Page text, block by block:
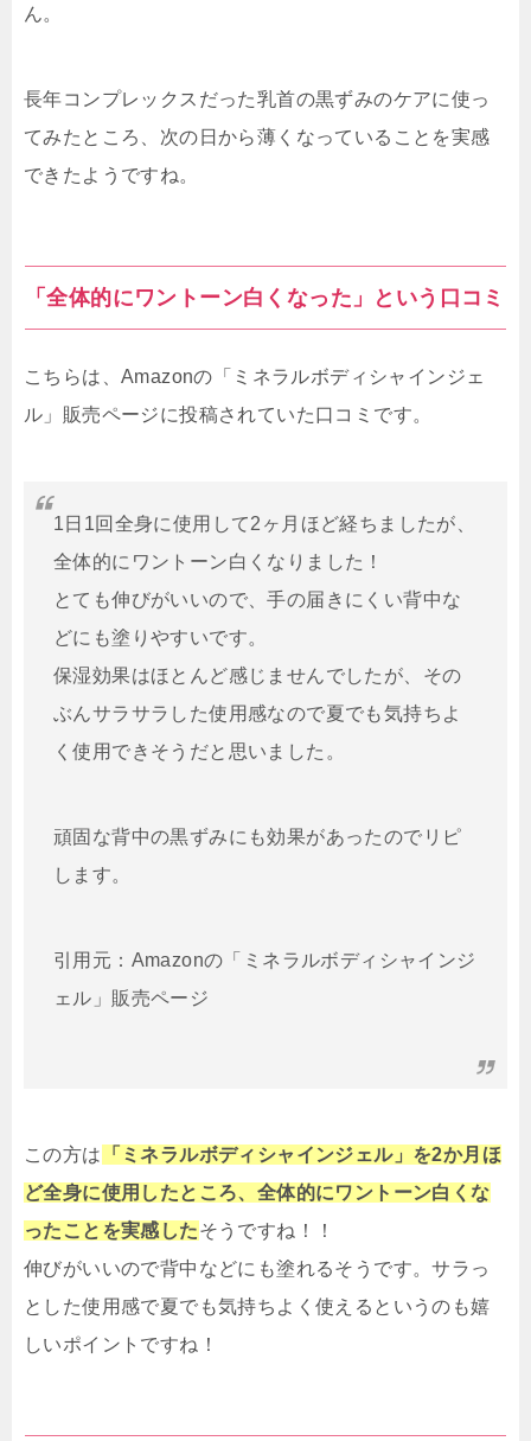
ん。
長年コンプレックスだった乳首の黒ずみのケアに使っ
てみたところ、次の日から薄くなっていることを実感
できたようですね。
「全体的にワントーン白くなった」という口コミ
こちらは、Amazonの「ミネラルボディシャインジェ
ル」販売ページに投稿されていた口コミです。
1日1回全身に使用して2ヶ月ほど経ちましたが、
全体的にワントーン白くなりました！
とても伸びがいいので、手の届きにくい背中な
どにも塗りやすいです。
保湿効果はほとんど感じませんでしたが、その
ぶんサラサラした使用感なので夏でも気持ちよ
く使用できそうだと思いました。
頑固な背中の黒ずみにも効果があったのでリピ
します。
引用元：Amazonの「ミネラルボディシャインジ
ェル」販売ページ
この方は 「ミネラルボディシャインジェル」を2か月ほ
ど全身に使用したところ、全体的にワントーン白くな
ったことを実感したそうですね！！
伸びがいいので背中などにも塗れるそうです。サラっ
とした使用感で夏でも気持ちよく使えるというのも嬉
しいポイントですね！